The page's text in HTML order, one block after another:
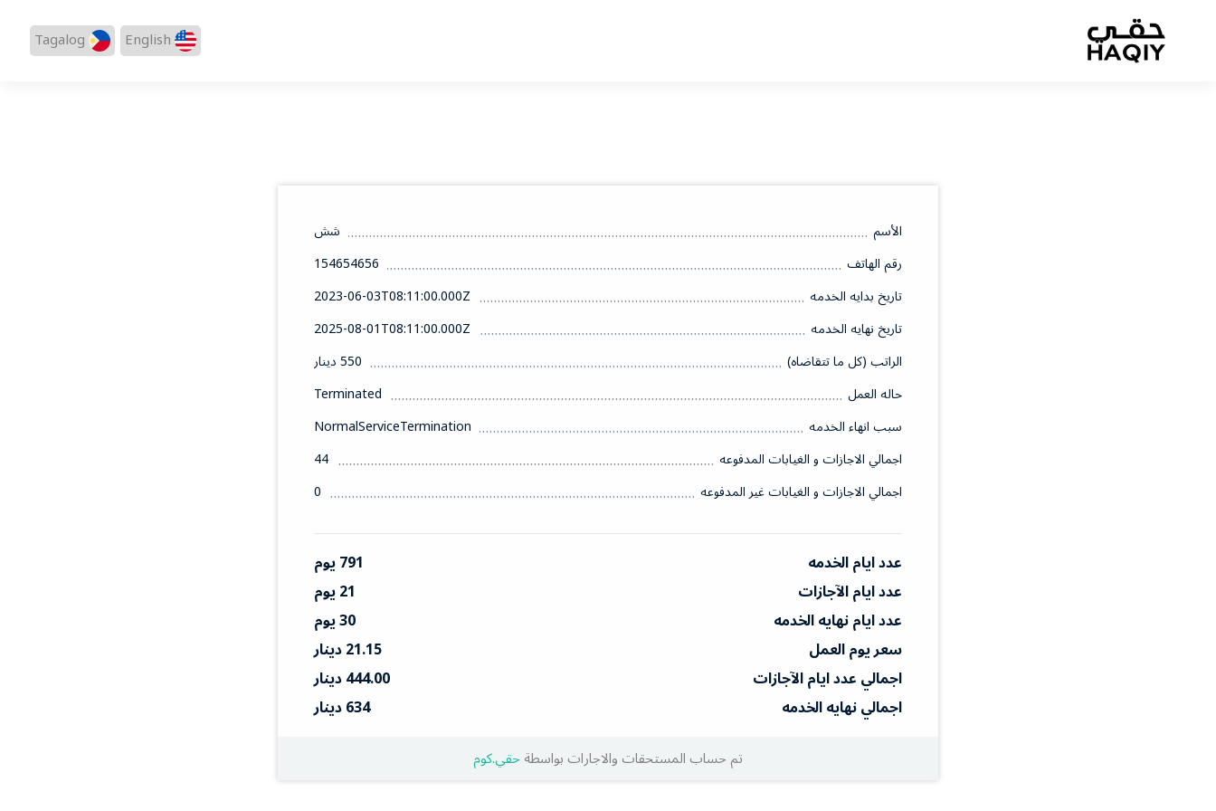
English
Tagalog
الأسم
شش
رقم الهاتف
154654656
تاريخ بدايه الخدمه
2023-06-03T08:11:00.000Z
تاريخ نهايه الخدمه
2025-08-01T08:11:00.000Z
الراتب (كل ما تتقاضاه)
550 دينار
حاله العمل
Terminated
سبب انهاء الخدمه
NormalServiceTermination
اجمالي الاجازات و الغيابات المدفوعه
44
اجمالي الاجازات و الغيابات غير المدفوعه
0
عدد ايام الخدمه
791 يوم
عدد ايام الآجازات
21 يوم
عدد ايام نهايه الخدمه
30 يوم
سعر يوم العمل
21.15 دينار
اجمالي عدد ايام الآجازات
444.00 دينار
اجمالي نهايه الخدمه
634 دينار
تم حساب المستحقات والاجارات بواسطةحقي.كوم